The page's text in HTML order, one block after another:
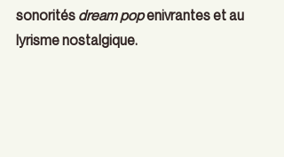
sonorités dream pop enivrantes et au
lyrisme nostalgique.